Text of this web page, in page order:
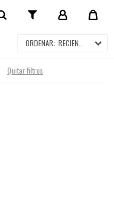
RECIENTES
Quitar filtros